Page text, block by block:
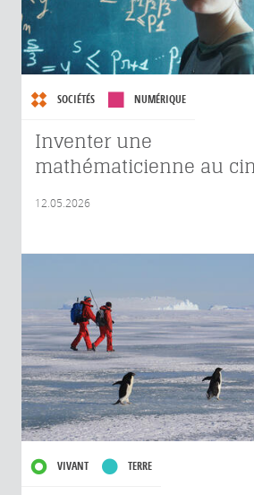
SOCIÉTÉS NUMÉRIQUE
Inventer une
mathématicienne au
12.05.2026
VIVANT TERRE